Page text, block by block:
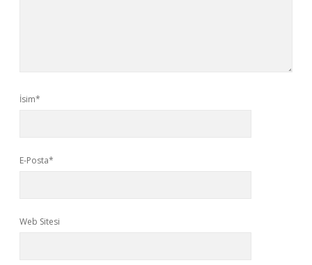
İsim*
E-Posta*
Web Sitesi